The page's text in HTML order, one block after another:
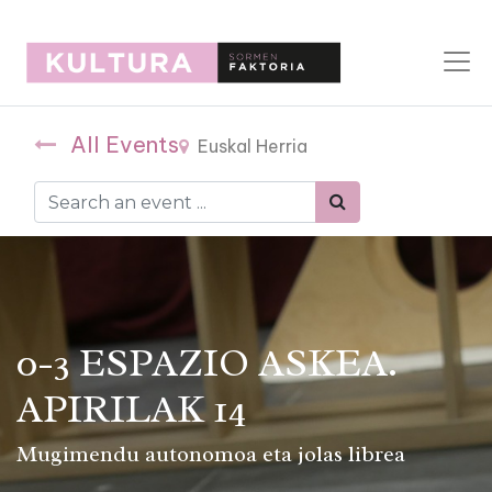
All Events Euskal Herria
0-3 ESPAZIO ASKEA.
APIRILAK 14
Mugimendu autonomoa eta jolas librea